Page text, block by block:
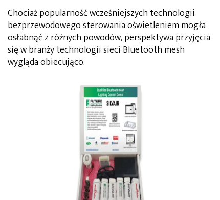
Chociaż popularność wcześniejszych technologii
bezprzewodowego sterowania oświetleniem mogła
osłabnąć z różnych powodów, perspektywa przyjęcia
się w branży technologii sieci Bluetooth mesh
wygląda obiecująco.